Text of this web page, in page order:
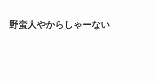
野蛮人やからしゃーない